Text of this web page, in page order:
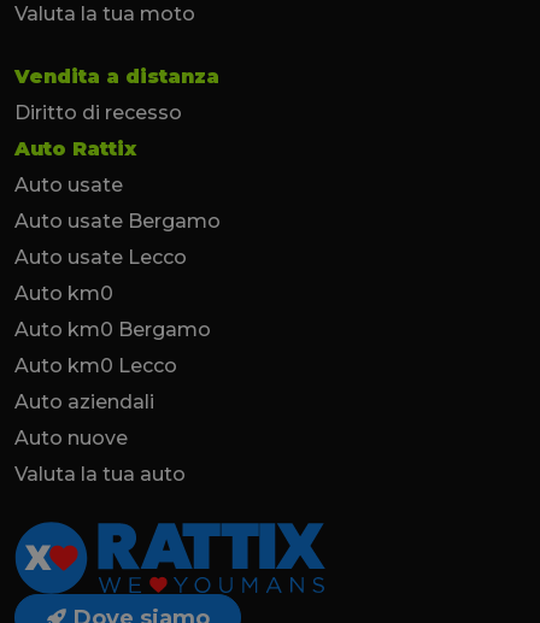
Valuta la tua moto
Vendita a distanza
Diritto di recesso
Auto Rattix
Auto usate
Auto usate Bergamo
Auto usate Lecco
Auto km0
Auto km0 Bergamo
Auto km0 Lecco
Auto aziendali
Auto nuove
Valuta la tua auto